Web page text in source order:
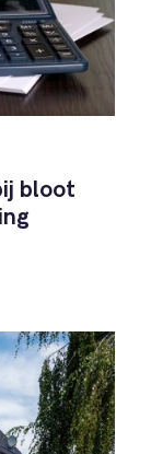
bloot